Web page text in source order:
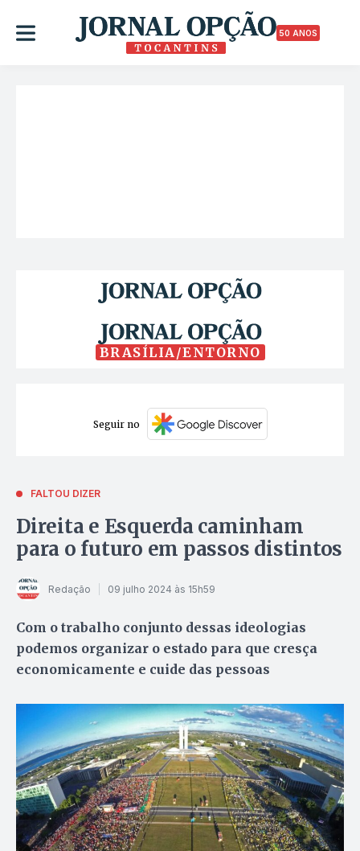
50 ANOS
BRASÍLIA/ENTORNO
Seguir no
FALTOU DIZER
Direita e Esquerda caminham
para o futuro em passos distintos
Redação 09 julho 2024 às 15h59
Com o trabalho conjunto dessas ideologias
podemos organizar o estado para que cresça
economicamente e cuide das pessoas